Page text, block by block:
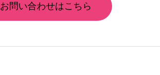
お問い合わせはこちら